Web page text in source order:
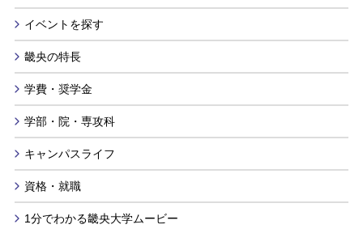
イベントを探す
畿央の特長
学費・奨学金
学部・院・専攻科
キャンパスライフ
資格・就職
1分でわかる畿央大学ムービー